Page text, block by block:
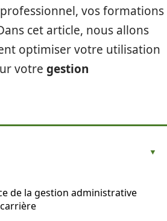
vos formations
cet article, nous allons
optimiser votre utilisation
votre gestion
de la gestion administrative